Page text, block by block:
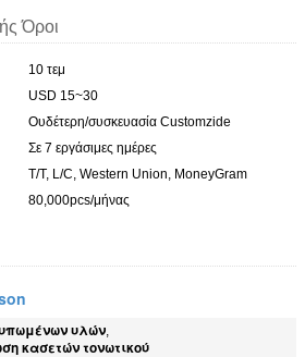
Όροι
10 τεμ
USD 15~30
Ουδέτερη/συσκευασία Customzide
Σε 7 εργάσιμες ημέρες
T/T, L/C, Western Union, MoneyGram
80,000pcs/μήνας
υλών,
κασετών τονωτικού